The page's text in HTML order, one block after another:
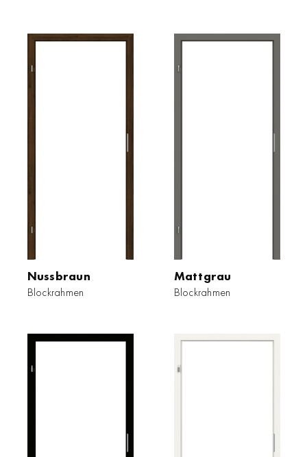
Nussbraun
Blockrahmen
Mattgrau
Blockrahmen